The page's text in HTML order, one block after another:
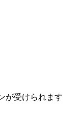
が受けられます